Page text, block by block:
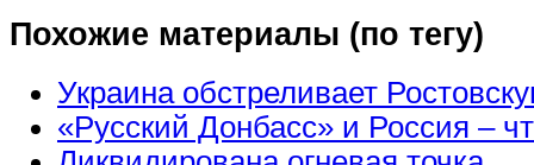
Похожие материалы (по тегу)
Украина обстреливает
«Русский Донбасс» и Россия –